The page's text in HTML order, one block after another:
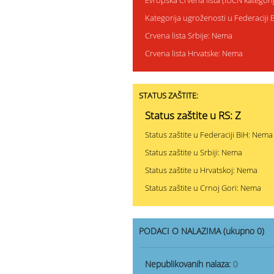
Kategorija ugroženosti u Federaciji
Crvena lista Srbije: Nema
Crvena lista Hrvatske: Nema
STATUS ZAŠTITE:
Status zaštite u RS: Z
Status zaštite u Federaciji BiH: Nema
Status zaštite u Srbiji: Nema
Status zaštite u Hrvatskoj: Nema
Status zaštite u Crnoj Gori: Nema
PODACI O NALAZIMA (ukupno 0)
Nepublikovanih nalaza: 0